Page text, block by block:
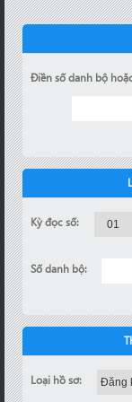
Điền số danh bộ
Kỳ đọc số:
Số danh bộ:
Loại hồ sơ: